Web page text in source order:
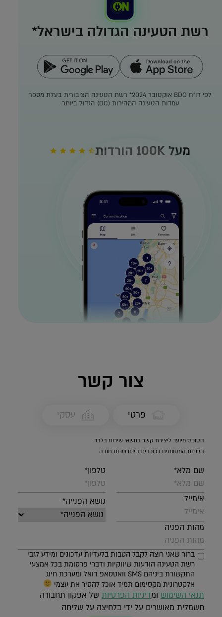
רשת הטעינה הגדולה בישראל*
לפי דו"ח BDO אוקטובר 2024*
רשת הטעינה הציבורית בעלת מספר
עמדות הטעינה המהירות (DC) הגדול ביותר.
מעל 100K הורדות
צור קשר
פרטי עסקי
הטופס מיועד ליצירת קשר בנושאי שירות בלבד
השדות המסומנים בכוכבית הינם שדות חובה
שם מלא* טלפון*
אימייל נושא הפנייה*
מהות הפניה
ברור שאני רוצה לקבל הטבות בלעדיות עדכונים ומידע לגבי
רשת הטעינה הודעות שיווקיות ודברי פרסומת בכל אמצעי
התקשורת ביניהם SMS וואטסאפ דואל ומערכת חיוג
אלקטרונית מקסימום תמיד אוכל להסיר את עצמי
תנאי השימושומדיניות הפרטיותשל אפקון תחבורה
חשמלית מאושרים על ידי בלחיצה על שליחה